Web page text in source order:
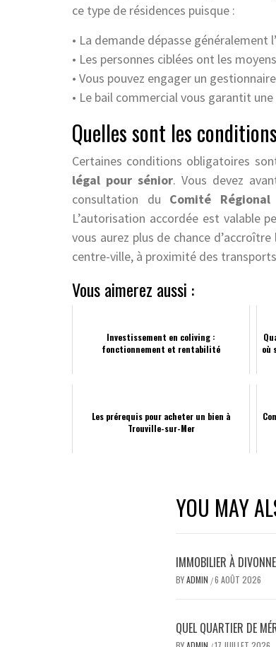
ce type de résidences puisque :
• La demande dépasse généralement
• Les personnes ciblées ont les
• Vous pouvez engager un
• Le bail commercial vous garantit
Quelles sont les
Certaines conditions obligatoires
légal pour sénior. Vous devez
consultation du Comité
L’autorisation accordée est valable
vous aurez plus de chance
centre-ville, à proximité des
Vous aimerez aussi :
Investissement en coliving :
fonctionnement et rentabilité
où
Les prérequis pour acheter un bien à
Trouville-sur-Mer
YOU MAY
IMMOBILIER À
BYADMIN /6 AOÛT 2026
QUEL QUARTIER DE